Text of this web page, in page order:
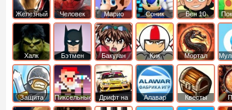
Железный
человек
Человек
Паук
Марио Соник Бен 10
Халк Бэтмен Бакуган
Кик
Бутовский
Мортал
комбат
Защита
королевства
Пиксельные
Дрифт на
машинах
Алавар Квесты